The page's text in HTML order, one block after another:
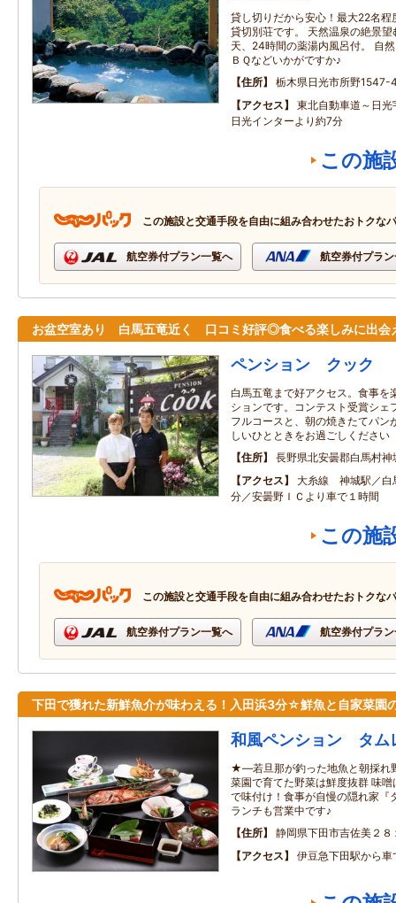
貸し切りだから安心！最大22名
貸切別荘です。 天然温泉の絶景
天、24時間の薬湯内風呂付。 自
ＢＱなどいかがですか♪
住所
栃木県日光市所野1547-
アクセス
東北自動車道～日
日光インターより約7分
この施
この施設と交通手段を自由に組み合わせたおトクな
航空券付プラン一覧へ 航空券付プラ
お盆空室あり 白馬五竜近く 口コミ好評◎食べる楽しみに出会
ペンション クック
白馬五竜まで好アクセス。食事を
ションです。コンテスト受賞シェ
フルコースと、朝の焼きたてパン
しいひとときをお過ごしください
住所
長野県北安曇郡白馬村
アクセス
大糸線 神城駅／白
分／安曇野ＩＣより車で１時間
この施
この施設と交通手段を自由に組み合わせたおトクな
航空券付プラン一覧へ 航空券付プラ
下田で獲れた新鮮魚介が味わえる！入田浜3分☆鮮魚と自家菜園
和風ペンション タム
★―若旦那が釣った地魚と朝採
菜園で育てた野菜は鮮度抜群 味
で味付け！食事が自慢の隠れ家『
ランチも営業中です♪
住所
静岡県下田市吉佐美２８
アクセス
伊豆急下田駅から車